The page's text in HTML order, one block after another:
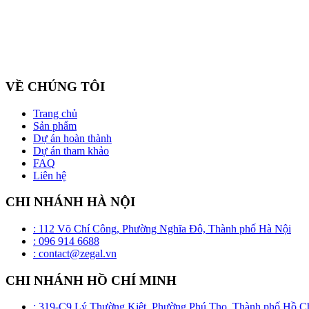
VỀ CHÚNG TÔI
Trang chủ
Sản phẩm
Dự án hoàn thành
Dự án tham khảo
FAQ
Liên hệ
CHI NHÁNH HÀ NỘI
: 112 Võ Chí Công, Phường Nghĩa Đô, Thành phố Hà Nội
: 096 914 6688
: contact@zegal.vn
CHI NHÁNH HỒ CHÍ MINH